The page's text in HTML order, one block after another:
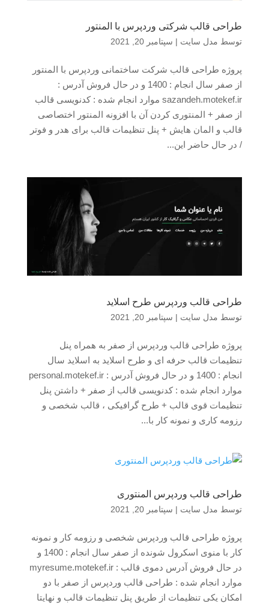
طراحی قالب شرکتی وردپرس با المنتور
توسط مدل سایت | سپتامبر 20, 2021
پروژه طراحی قالب شرکت ساختمانی وردپرس با المنتور
از صفر سال انجام : 1400 و در حال فروش آدرس :
sazandeh.motekef.ir موارد انجام شده : کدنویسی قالب
از صفر + المنتوری کردن آن با افزونه المنتور اختصاصی
قالب و المان هایش + پنل تنظیمات قالب برای هدر و فوتر
/ در حال حاضر این...
طراحی قالب وردپرس طرح اسلاید
توسط مدل سایت | سپتامبر 20, 2021
پروژه طراحی قالب وردپرس از صفر به همراه پنل
تنظیمات قالب حرفه ای و طرح اسلاید به اسلاید سال
انجام : 1400 و در حال فروش آدرس : personal.motekef.ir
موارد انجام شده : کدنویسی قالب از صفر + داشتن پنل
تنظیمات قوی قالب + طرح گرافیکی ، قالب شخصی و
رزومه کاری و نمونه کار با...
طراحی قالب وردپرس المنتوری
توسط مدل سایت | سپتامبر 20, 2021
پروژه طراحی قالب وردپرس شخصی و رزومه کار و نمونه
کار با منوی اسکرول شونده از صفر سال انجام : 1400 و
در حال فروش آدرس دموی قالب : myresume.motekef.ir
موارد انجام شده : طراحی قالب وردپرس از صفر با دو
امکان یکی تنظیمات از طریق پنل تنظیمات قالب و نهایتا